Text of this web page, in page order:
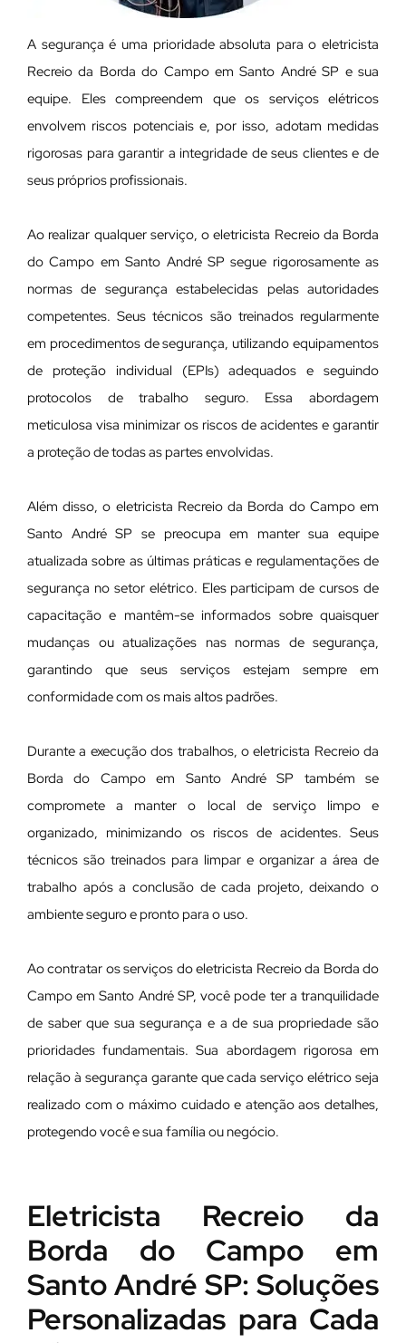
A segurança é uma prioridade absoluta para o eletricista
Recreio da Borda do Campo em Santo André SP e sua
equipe. Eles compreendem que os serviços elétricos
envolvem riscos potenciais e, por isso, adotam medidas
rigorosas para garantir a integridade de seus clientes e de
seus próprios profissionais.
Ao realizar qualquer serviço, o eletricista Recreio da Borda
do Campo em Santo André SP segue rigorosamente as
normas de segurança estabelecidas pelas autoridades
competentes. Seus técnicos são treinados regularmente
em procedimentos de segurança, utilizando equipamentos
de proteção individual (EPIs) adequados e seguindo
protocolos de trabalho seguro. Essa abordagem
meticulosa visa minimizar os riscos de acidentes e garantir
a proteção de todas as partes envolvidas.
Além disso, o eletricista Recreio da Borda do Campo em
Santo André SP se preocupa em manter sua equipe
atualizada sobre as últimas práticas e regulamentações de
segurança no setor elétrico. Eles participam de cursos de
capacitação e mantêm-se informados sobre quaisquer
mudanças ou atualizações nas normas de segurança,
garantindo que seus serviços estejam sempre em
conformidade com os mais altos padrões.
Durante a execução dos trabalhos, o eletricista Recreio da
Borda do Campo em Santo André SP também se
compromete a manter o local de serviço limpo e
organizado, minimizando os riscos de acidentes. Seus
técnicos são treinados para limpar e organizar a área de
trabalho após a conclusão de cada projeto, deixando o
ambiente seguro e pronto para o uso.
Ao contratar os serviços do eletricista Recreio da Borda do
Campo em Santo André SP, você pode ter a tranquilidade
de saber que sua segurança e a de sua propriedade são
prioridades fundamentais. Sua abordagem rigorosa em
relação à segurança garante que cada serviço elétrico seja
realizado com o máximo cuidado e atenção aos detalhes,
protegendo você e sua família ou negócio.
Eletricista Recreio da
Borda do Campo em
Santo André SP: Soluções
Personalizadas para Cada